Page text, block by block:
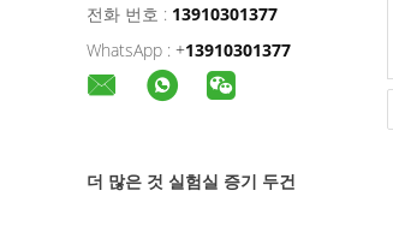
전화 번호 : 13910301377
WhatsApp : +13910301377
더 많은 것 실험실 증기 두건